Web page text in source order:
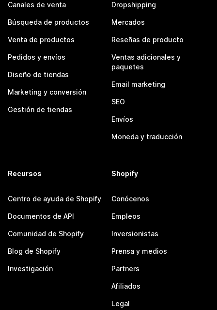
Canales de venta
Búsqueda de productos
Venta de productos
Pedidos y envíos
Diseño de tiendas
Marketing y conversión
Gestión de tiendas
Dropshipping
Mercados
Reseñas de producto
Ventas adicionales y
paquetes
Email marketing
SEO
Envíos
Moneda y traducción
Recursos
Centro de ayuda de Shopify
Documentos de API
Comunidad de Shopify
Blog de Shopify
Investigación
Shopify
Conócenos
Empleos
Inversionistas
Prensa y medios
Partners
Afiliados
Legal